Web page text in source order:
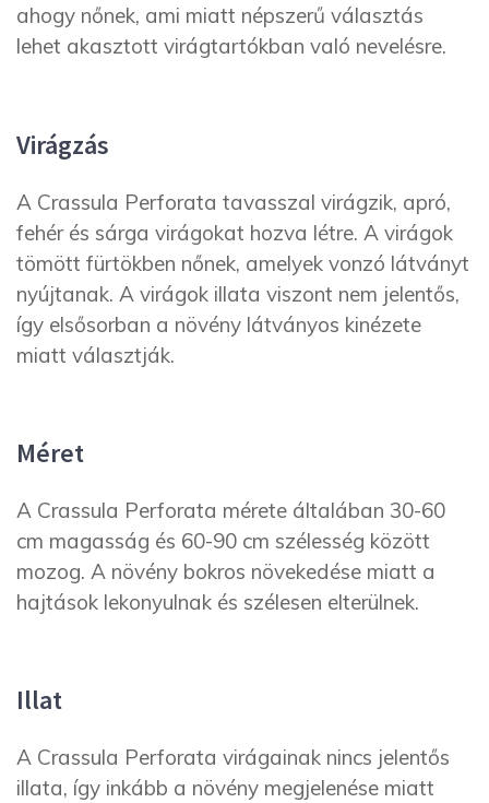
ahogy nőnek, ami miatt népszerű választás
lehet akasztott virágtartókban való nevelésre.
Virágzás
A Crassula Perforata tavasszal virágzik, apró,
fehér és sárga virágokat hozva létre. A virágok
tömött fürtökben nőnek, amelyek vonzó látványt
nyújtanak. A virágok illata viszont nem jelentős,
így elsősorban a növény látványos kinézete
miatt választják.
Méret
A Crassula Perforata mérete általában 30-60
cm magasság és 60-90 cm szélesség között
mozog. A növény bokros növekedése miatt a
hajtások lekonyulnak és szélesen elterülnek.
Illat
A Crassula Perforata virágainak nincs jelentős
illata, így inkább a növény megjelenése miatt